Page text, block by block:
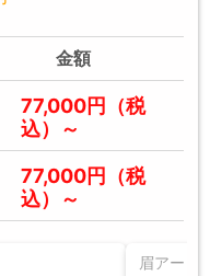
金額
77,000円（税
込）～
77,000円（税
込）～
眉アート